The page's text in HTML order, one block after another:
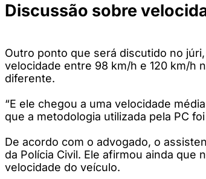
Discussão sobre
Outro ponto que será discutido no
velocidade entre 98 km/h e 120 km/h
diferente.
“E ele chegou a uma velocidade
que a metodologia utilizada pela PC
De acordo com o advogado, o
da Polícia Civil. Ele afirmou ainda
velocidade do veículo.